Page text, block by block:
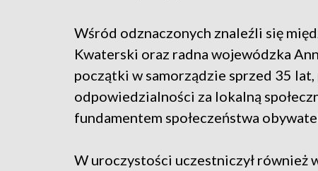
Wśród odznaczonych znaleźli się
Kwaterski oraz radna wojewódzka
początki w samorządzie sprzed 35
odpowiedzialności za lokalną
fundamentem społeczeństwa
W uroczystości uczestniczył również